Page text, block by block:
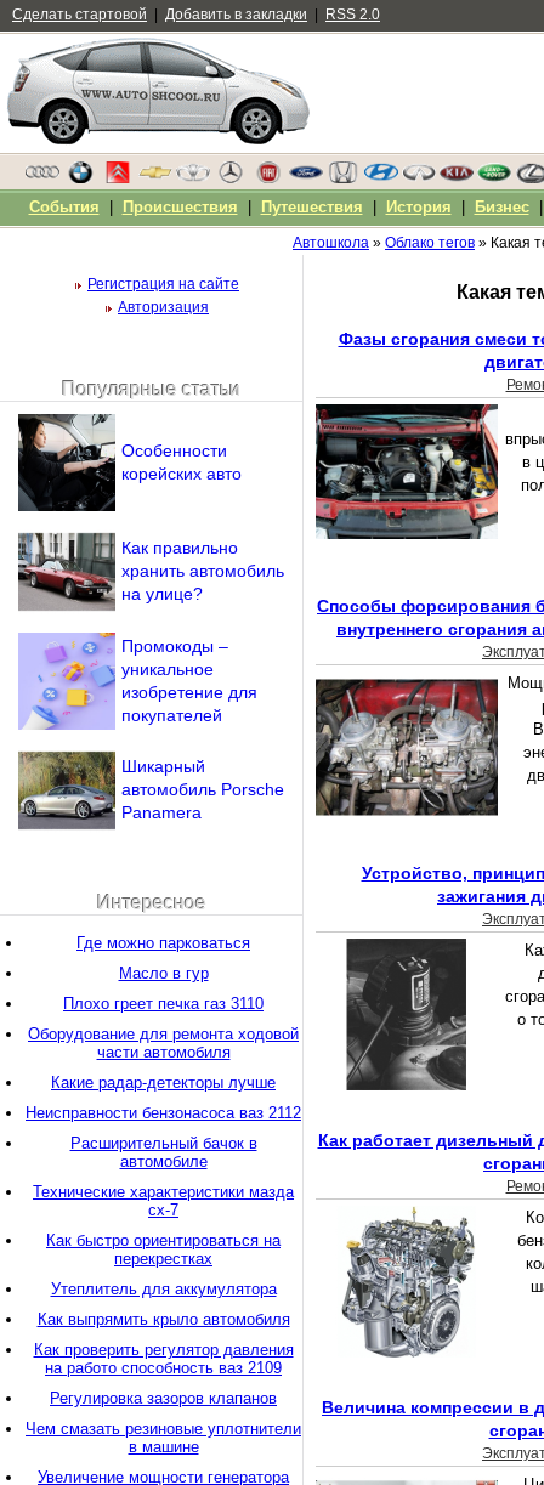
Автошкола » Облако тегов » Какая
Какая
Фазы сгорания смеси
в
Способы форсирования
внутреннего сгорания
Устройство,
зажигания
о
Как работает дизельный
Величина компрессии в
Регистрация на сайте
Авторизация
Напомнить пароль?
Популярные статьи
Особенности
корейских авто
Как правильно
хранить автомобиль
на улице?
Промокоды –
уникальное
изобретение для
покупателей
Шикарный
автомобиль Porsche
Panamera
Интересное
Где можно парковаться
Масло в гур
Плохо греет печка газ 3110
Оборудование для ремонта ходовой
части автомобиля
Какие радар-детекторы лучше
Неисправности бензонасоса ваз 2112
Расширительный бачок в
автомобиле
Технические характеристики мазда
сх-7
Как быстро ориентироваться на
перекрестках
Утеплитель для аккумулятора
Как выпрямить крыло автомобиля
Как проверить регулятор давления
на работо способность ваз 2109
Регулировка зазоров клапанов
Чем смазать резиновые уплотнители
в машине
Увеличение мощности генератора
Сделать стартовой Добавить в закладки RSS 2.0
События Происшествия Путешествия История Бизнес